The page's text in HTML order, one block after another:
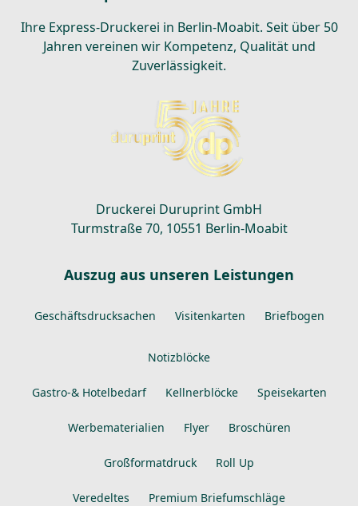
Ihre Express-Druckerei in Berlin-Moabit. Seit über 50
Jahren vereinen wir Kompetenz, Qualität und
Zuverlässigkeit.
Druckerei Duruprint GmbH
Turmstraße 70, 10551 Berlin-Moabit
Auszug aus unseren Leistungen
Geschäftsdrucksachen Visitenkarten Briefbogen
Notizblöcke
Gastro-& Hotelbedarf Kellnerblöcke Speisekarten
Werbematerialien Flyer Broschüren
Großformatdruck Roll Up
Veredeltes Premium Briefumschläge